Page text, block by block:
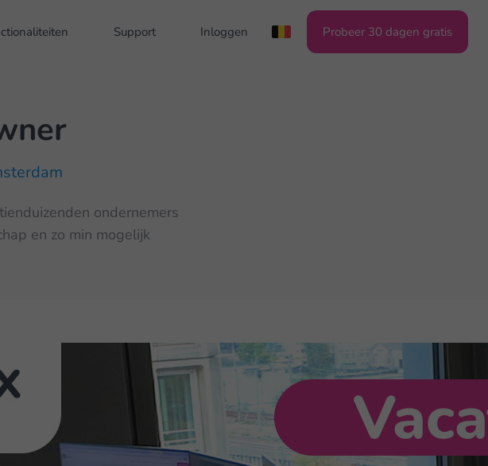
Support Inloggen Probeer 30 dagen gratis
ondernemers
en zo min mogelijk